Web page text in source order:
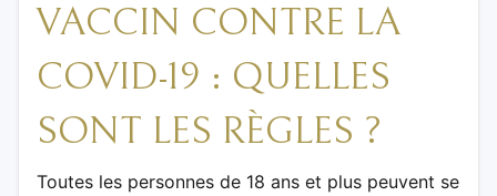
VACCIN CONTRE LA
COVID-19 : QUELLES
SONT LES RÈGLES ?
Toutes les personnes de 18 ans et plus peuvent se